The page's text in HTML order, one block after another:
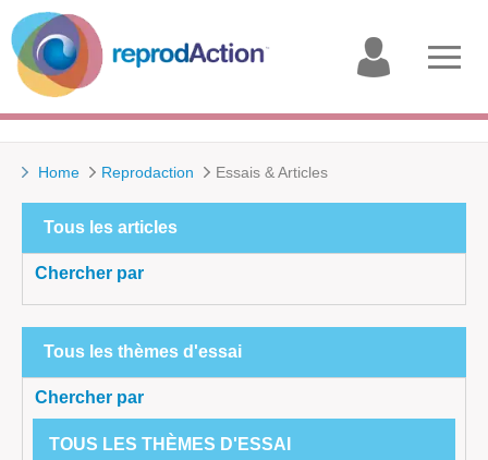
account
Home Reprodaction Essais & Articles
Tous les articles
Chercher par
Tous les thèmes d'essai
Chercher par
TOUS LES THÈMES D'ESSAI